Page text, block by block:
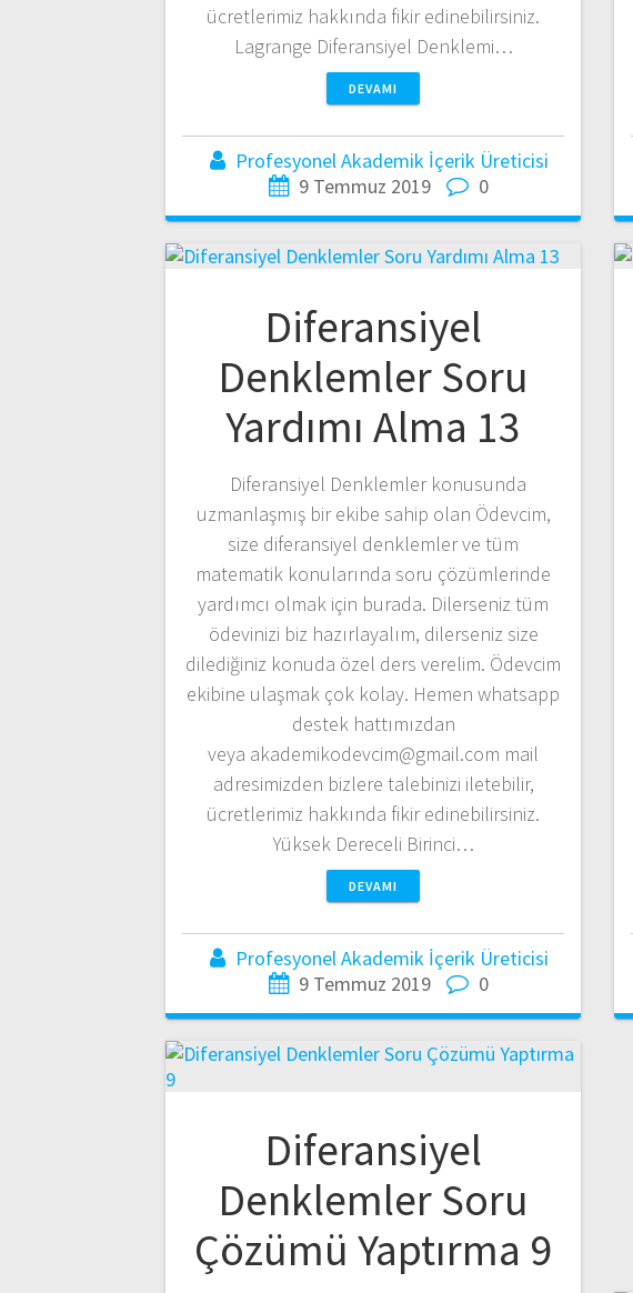
ücretlerimiz hakkında fikir edinebilirsiniz.
Lagrange Diferansiyel Denklemi…
DEVAMI
Profesyonel Akademik İçerik Üreticisi
9 Temmuz 2019
0
Diferansiyel
Denklemler Soru
Yardımı Alma 13
Diferansiyel Denklemler konusunda
uzmanlaşmış bir ekibe sahip olan Ödevcim,
size diferansiyel denklemler ve tüm
matematik konularında soru çözümlerinde
yardımcı olmak için burada. Dilerseniz tüm
ödevinizi biz hazırlayalım, dilerseniz size
dilediğiniz konuda özel ders verelim. Ödevcim
ekibine ulaşmak çok kolay. Hemen whatsapp
destek hattımızdan
veya akademikodevcim@gmail.com mail
adresimizden bizlere talebinizi iletebilir,
ücretlerimiz hakkında fikir edinebilirsiniz.
Yüksek Dereceli Birinci…
DEVAMI
Profesyonel Akademik İçerik Üreticisi
9 Temmuz 2019
0
Diferansiyel
Denklemler Soru
Çözümü Yaptırma 9